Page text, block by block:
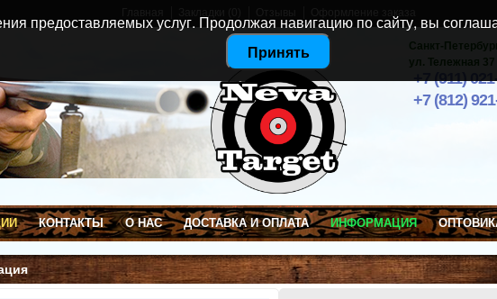
Санкт-
ул. Тележная
+7 (911)
+7 (812)
КОНТАКТЫ О НАС ДОСТАВКА И ОПЛАТА ИНФОРМАЦИЯ
предоставляемых услуг. Продолжая навигацию по сайту, вы
Принять